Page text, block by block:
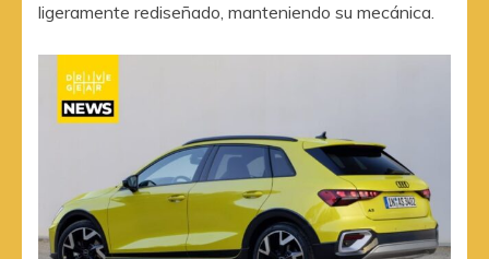
ligeramente rediseñado, manteniendo su mecánica.